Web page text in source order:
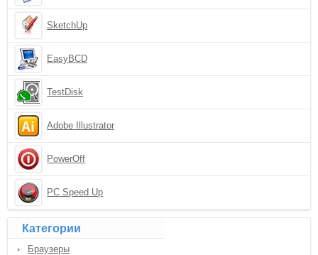
SketchUp
EasyBCD
TestDisk
Adobe Illustrator
PowerOff
PC Speed Up
Категории
Браузеры